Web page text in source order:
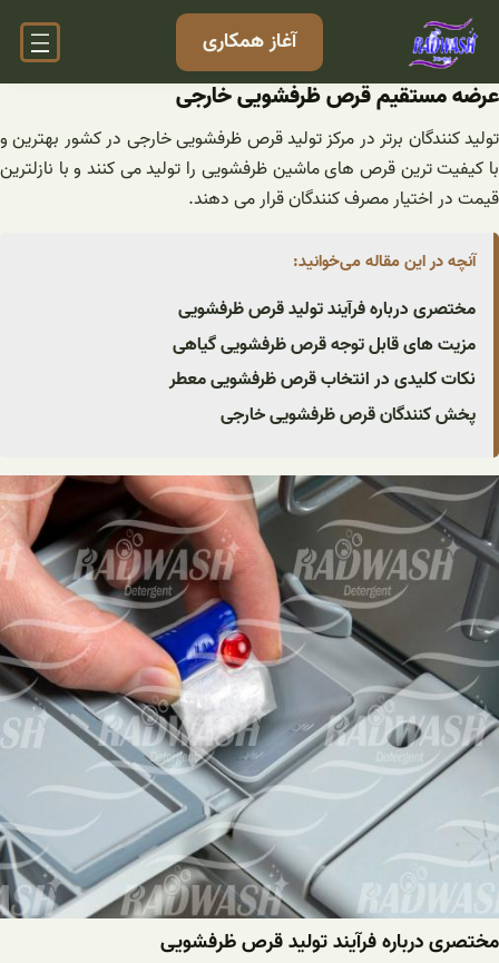
رفتن
آغاز همکاری
عرضه مستقیم قرص ظرفشویی خارجی
تولید کنندگان برتر در مرکز تولید قرص ظرفشویی خارجی در کشور بهترین و
با کیفیت ترین قرص های ماشین ظرفشویی را تولید می کنند و با نازلترین
قیمت در اختیار مصرف کنندگان قرار می دهند.
آنچه در این مقاله می‌خوانید:
مختصری درباره فرآیند تولید قرص ظرفشویی
مزیت های قابل توجه قرص ظرفشویی گیاهی
نکات کلیدی در انتخاب قرص ظرفشویی معطر
پخش کنندگان قرص ظرفشویی خارجی
مختصری درباره فرآیند تولید قرص ظرفشویی